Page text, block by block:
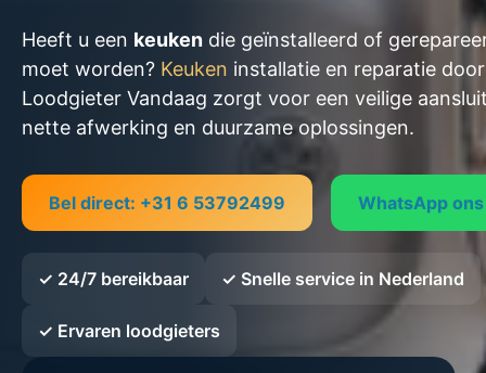
Heeft u een keuken die geïnstalleerd of
moet worden? Keuken installatie en reparatie door
Loodgieter Vandaag zorgt voor een veilige
nette afwerking en duurzame oplossingen.
Bel direct: +31 6 53792499 WhatsApp ons
✓ 24/7 bereikbaar ✓ Snelle service in Nederland
✓ Ervaren loodgieters